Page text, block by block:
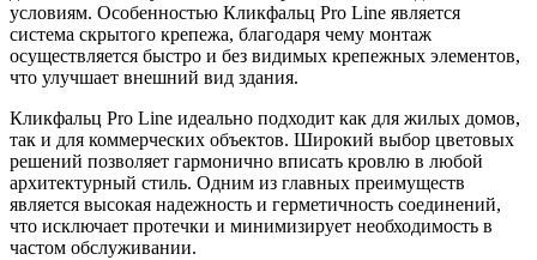
условиям. Особенностью Кликфальц Pro Line является
система скрытого крепежа, благодаря чему монтаж
осуществляется быстро и без видимых крепежных элементов,
что улучшает внешний вид здания.
Кликфальц Pro Line идеально подходит как для жилых домов,
так и для коммерческих объектов. Широкий выбор цветовых
решений позволяет гармонично вписать кровлю в любой
архитектурный стиль. Одним из главных преимуществ
является высокая надежность и герметичность соединений,
что исключает протечки и минимизирует необходимость в
частом обслуживании.